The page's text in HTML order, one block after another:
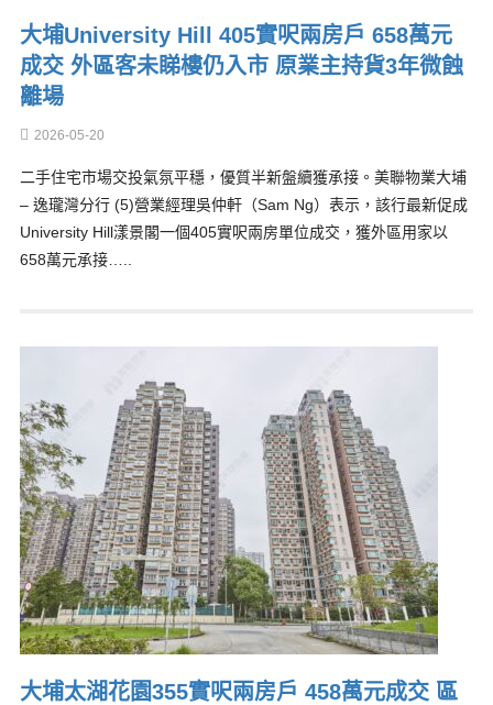
大埔University Hill 405實呎兩房戶 658萬元
成交 外區客未睇樓仍入市 原業主持貨3年微蝕
離場
2026-05-20
二手住宅市場交投氣氛平穩，優質半新盤續獲承接。美聯物業大埔
– 逸瓏灣分行 (5)營業經理吳仲軒（Sam Ng）表示，該行最新促成
University Hill漾景閣一個405實呎兩房單位成交，獲外區用家以
658萬元承接…..
大埔太湖花園355實呎兩房戶 458萬元成交 區